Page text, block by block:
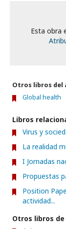
Esta obra
Otros libros del
Global health
Libros
Virus y
La realidad
I Jornadas
Propuestas
Position
actividad...
Otros libros